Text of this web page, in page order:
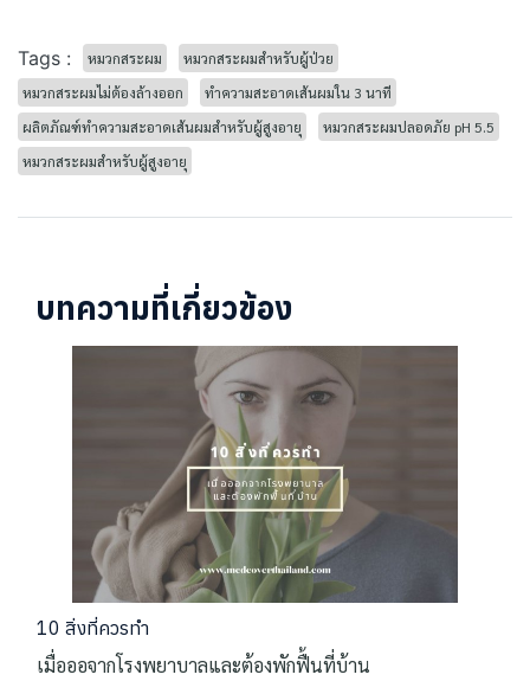
Tags : หมวกสระผม
หมวกสระผมสำหรับผู้ป่วย
หมวกสระผมไม่ต้องล้างออก
ทำความสะอาดเส้นผมใน 3 นาที
ผลิตภัณฑ์ทำความสะอาดเส้นผมสำหรับผู้สูงอายุ
หมวกสระผมปลอดภัย pH 5.5
หมวกสระผมสำหรับผู้สูงอายุ
บทความที่เกี่ยวข้อง
10 สิ่งที่ควรทำ
เมื่อออจากโรงพยาบาลและต้องพักฟื้นที่บ้าน